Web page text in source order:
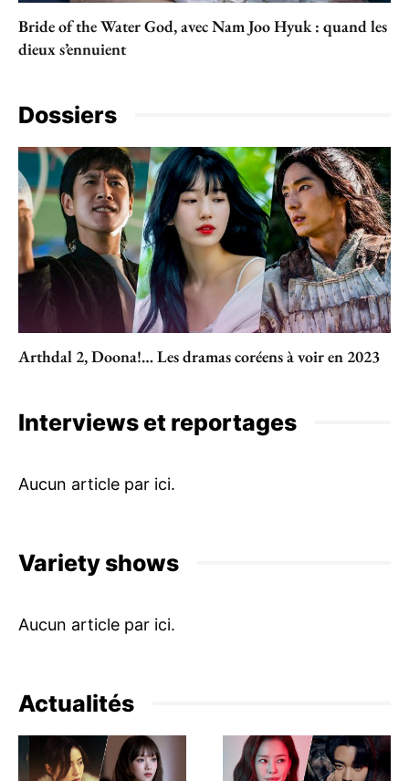
Bride of the Water God, avec Nam Joo Hyuk : quand les
dieux s’ennuient
Dossiers
Arthdal 2, Doona!… Les dramas coréens à voir en 2023
Interviews et reportages
Variety shows
Actualités